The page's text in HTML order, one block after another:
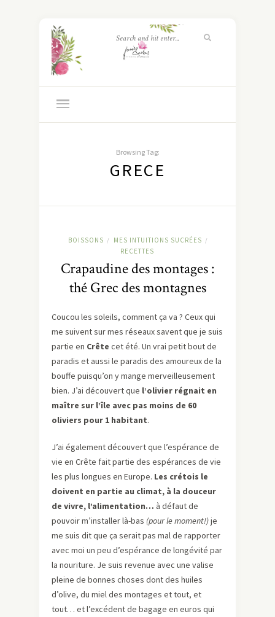
Browsing Tag:
GRECE
BOISSONS / MES INTUITIONS SUCRÉES /
RECETTES
Crapaudine des montages :
thé Grec des montagnes
Coucou les soleils, comment ça va ? Ceux qui
me suivent sur mes réseaux savent que je suis
partie en Crête cet été. Un vrai petit bout de
paradis et aussi le paradis des amoureux de la
bouffe puisqu’on y mange merveilleusement
bien. J’ai découvert que l’olivier régnait en
maître sur l’île avec pas moins de 60
oliviers pour 1 habitant.
J’ai également découvert que l’espérance de
vie en Crête fait partie des espérances de vie
les plus longues en Europe. Les crétois le
doivent en partie au climat, à la douceur
de vivre, l’alimentation… à défaut de
pouvoir m’installer là-bas (pour le moment!)je
me suis dit que ça serait pas mal de rapporter
avec moi un peu d’espérance de longévité par
la nouriture. Je suis revenue avec une valise
pleine de bonnes choses dont des huiles
d’olive, du miel des montages et tout, et
tout… et l’excédent de bagage en euros qui